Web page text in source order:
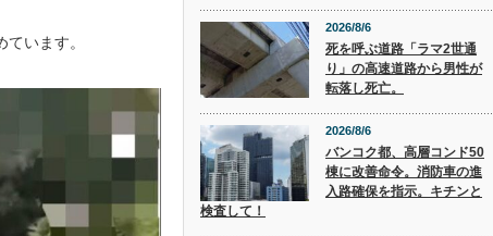
います。
2026/8/6
死を呼ぶ道路「ラマ2世通
り」の高速道路から男性が
転落し死亡。
2026/8/6
バンコク都、高層コンド50
棟に改善命令。消防車の進
入路確保を指示。キチンと
検査して！